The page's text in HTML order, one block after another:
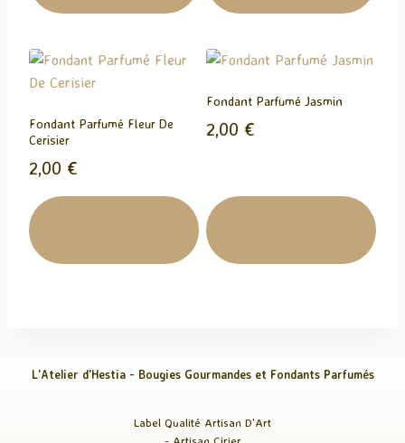
Fondant Parfumé Fleur De
Cerisier
2,00 €
Fondant Parfumé Jasmin
2,00 €
L'Atelier d'Hestia - Bougies Gourmandes et Fondants Parfumés
Label Qualité Artisan D'Art
- Artisan Cirier